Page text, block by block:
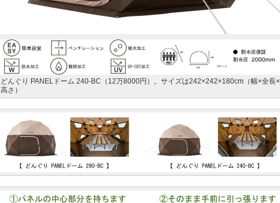
どんぐり PANELドーム 240-BC（12万8000円）。サイズは242×242×180cm（幅×全長×
高さ）